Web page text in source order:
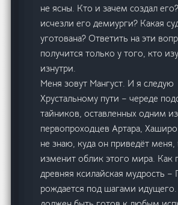
не ясны. Кто и зачем создал
исчезли его демиурги? Какая
уготована? Ответить на эти
получится только у того, кто
изнутри.
Меня зовут Мангуст. И я следую
Хрустальному пути – череде
тайников, оставленных одним из
первопроходцев Артара,
не знаю, куда он приведёт меня,
изменит облик этого мира. Как
древняя ксилайская мудрость –
рождается под шагами идущего.